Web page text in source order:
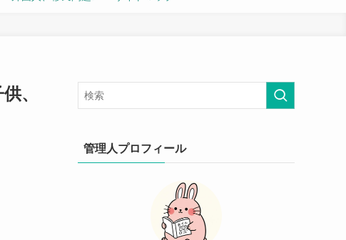
、
管理人プロフィール